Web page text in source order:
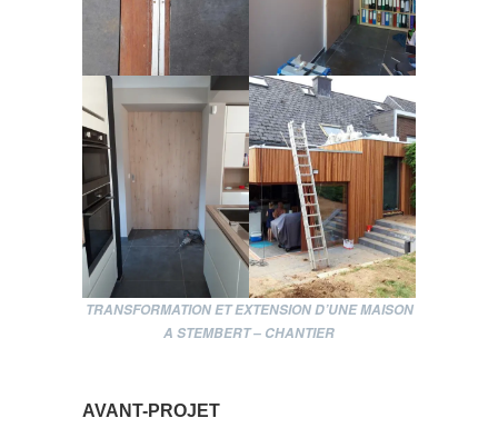
TRANSFORMATION ET EXTENSION D’UNE MAISON
A STEMBERT – CHANTIER
AVANT-PROJET